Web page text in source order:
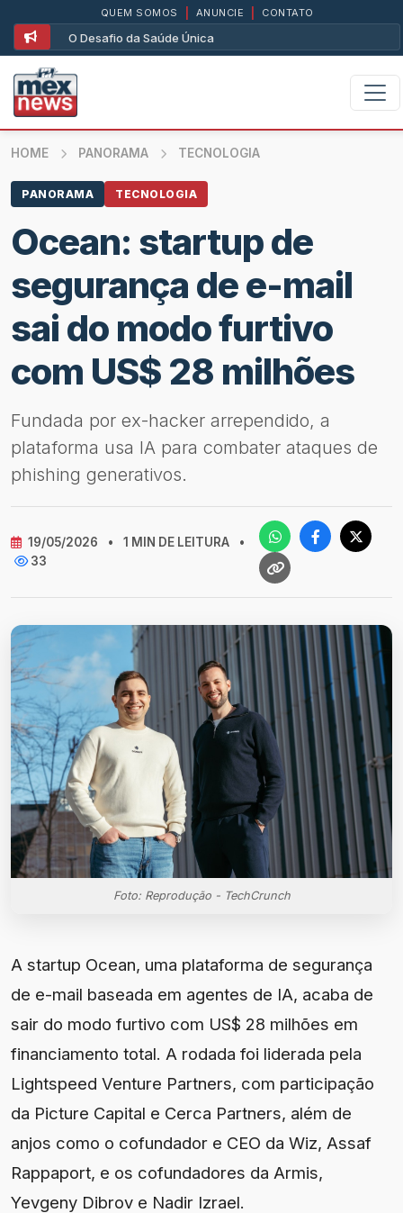
O Desafio da Saúde Única
QUEM SOMOS ANUNCIE CONTATO
HOME PANORAMA TECNOLOGIA
PANORAMA TECNOLOGIA
Ocean: startup de
segurança de e-mail
sai do modo furtivo
com US$ 28 milhões
Fundada por ex-hacker arrependido, a
plataforma usa IA para combater ataques de
phishing generativos.
19/05/2026 • 1 MIN DE LEITURA
•
33
Foto: Reprodução - TechCrunch
A startup Ocean, uma plataforma de segurança
de e-mail baseada em agentes de IA, acaba de
sair do modo furtivo com US$ 28 milhões em
financiamento total. A rodada foi liderada pela
Lightspeed Venture Partners, com participação
da Picture Capital e Cerca Partners, além de
anjos como o cofundador e CEO da Wiz, Assaf
Rappaport, e os cofundadores da Armis,
Yevgeny Dibrov e Nadir Izrael.